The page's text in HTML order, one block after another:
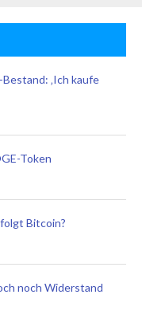
‚Ich kaufe
Token
Bitcoin?
noch Widerstand